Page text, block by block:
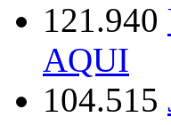
121.940
AQUI
104.515